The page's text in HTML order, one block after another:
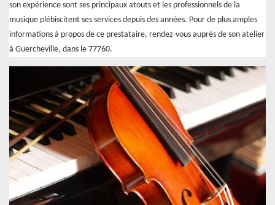
son expérience sont ses principaux atouts et les professionnels de la
musique plébiscitent ses services depuis des années. Pour de plus amples
informations à propos de ce prestataire, rendez-vous auprès de son atelier
à Guercheville, dans le 77760.